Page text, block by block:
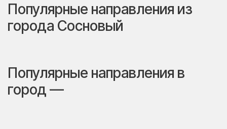
Популярные направления из
города Сосновый
Популярные направления в
город —